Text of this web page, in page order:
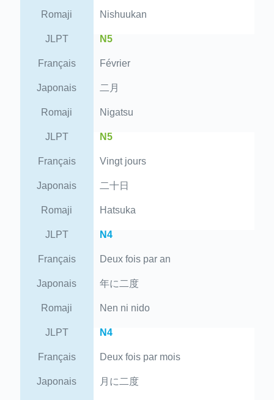
Romaji Nishuukan
JLPT N5
Français Février
Japonais 二月
Romaji Nigatsu
JLPT N5
Français Vingt jours
Japonais 二十日
Romaji Hatsuka
JLPT N4
Français Deux fois par an
Japonais 年に二度
Romaji Nen ni nido
JLPT N4
Français Deux fois par mois
Japonais 月に二度